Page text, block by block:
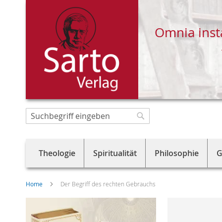
Direkt
zum
Omnia
Suche
Theologie Spiritualität Philosophie
Home Der Begriff des rechten Gebrauchs